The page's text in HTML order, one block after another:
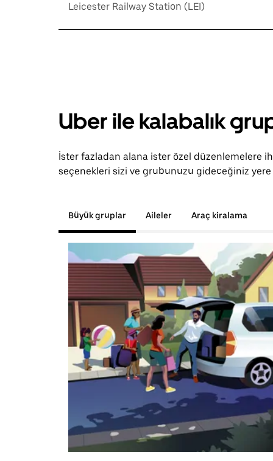
Leicester Railway Station (LEI)
Uber ile kalabalık
İster fazladan alana ister özel düzenlemelere
seçenekleri sizi ve grubunuzu gideceğiniz yere
Büyük gruplar Aileler Araç kiralama